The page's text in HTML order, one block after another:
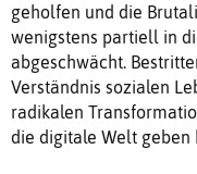
geholfen und die
wenigstens partiell in
abgeschwächt.
Verständnis sozialen
radikalen
die digitale Welt geben